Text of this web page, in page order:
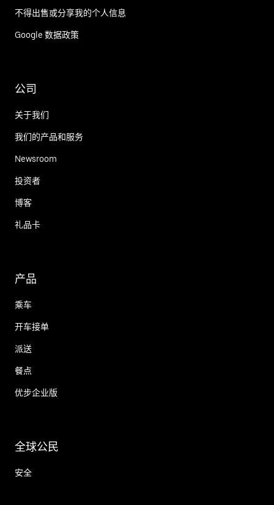
不得出售或分享我的个人信息
Google 数据政策
公司
关于我们
我们的产品和服务
Newsroom
投资者
博客
礼品卡
产品
乘车
开车接单
派送
餐点
优步企业版
全球公民
安全